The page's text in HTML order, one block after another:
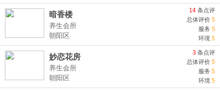
暗香楼
养生会所
朝阳区
14 条点评
总体评价 5
服务 5
环境 5
妙恋花房
养生会所
朝阳区
3 条点评
总体评价 5
服务 5
环境 5